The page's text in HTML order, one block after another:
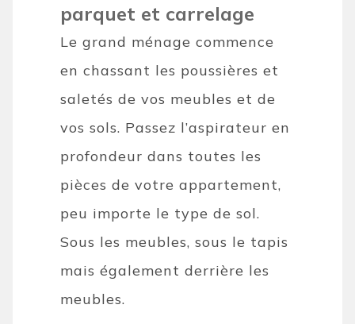
parquet et carrelage
Le grand ménage commence
en chassant les poussières et
saletés de vos meubles et de
vos sols. Passez l’aspirateur en
profondeur dans toutes les
pièces de votre appartement,
peu importe le type de sol.
Sous les meubles, sous le tapis
mais également derrière les
meubles.